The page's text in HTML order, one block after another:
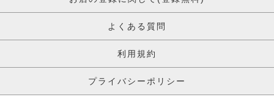
よくある質問
利用規約
プライバシーポリシー